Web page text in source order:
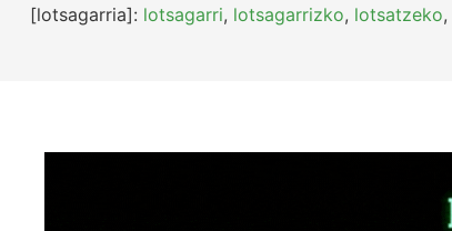
[lotsagarria]: lotsagarri, lotsagarrizko, lotsatzeko,